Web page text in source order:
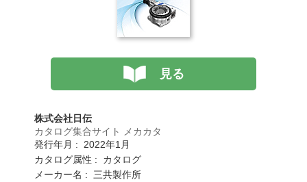
見る
株式会社日伝
カタログ集合サイト メカカタ
発行年月 : 2022年1月
カタログ属性 : カタログ
メーカー名 : 三共製作所